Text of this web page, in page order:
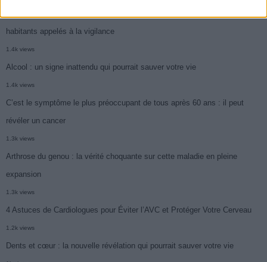
habitants appelés à la vigilance
1.4k views
Alcool : un signe inattendu qui pourrait sauver votre vie
1.4k views
C’est le symptôme le plus préoccupant de tous après 60 ans : il peut
révéler un cancer
1.3k views
Arthrose du genou : la vérité choquante sur cette maladie en pleine
expansion
1.3k views
4 Astuces de Cardiologues pour Éviter l’AVC et Protéger Votre Cerveau
1.2k views
Dents et cœur : la nouvelle révélation qui pourrait sauver votre vie